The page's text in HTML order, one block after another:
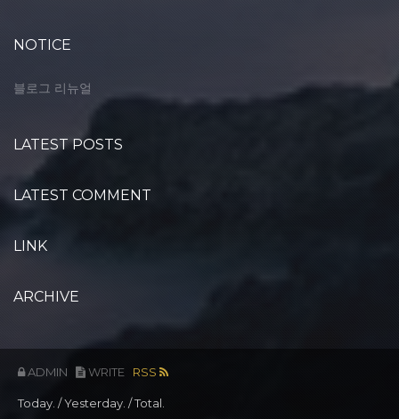
NOTICE
블로그 리뉴얼
LATEST POSTS
LATEST COMMENT
LINK
ARCHIVE
ADMIN WRITE RSS
Today. / Yesterday. / Total.